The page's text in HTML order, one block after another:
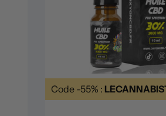
Code -55% :